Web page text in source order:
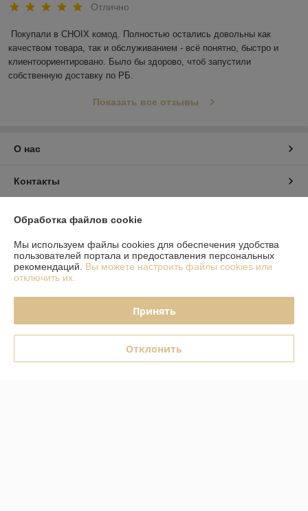
Отлично
Покупали в CHOIX комод. Полностью остались довольны как
качеством товара, так и обслуживанием - всё понятно, быстро и
клиентоориентировано. Было бы здорово, чтоб запустили
собственную доставку по РБ.
Показать все отзывы
О нас
Контакты
График работы
Полная версия сайта
Политика обработки cookies
Обработка файлов cookie
Мы используем файлы cookies для обеспечения удобства
пользователей портала и предоставления персональных
рекомендаций. Вы можете настроить файлы cookies или
отключить их.
Принять
Отклонить